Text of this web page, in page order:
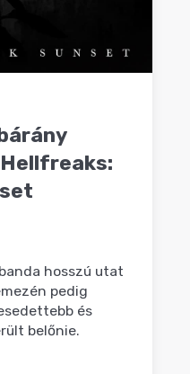
hosszú utat
pedig
és
belőnie.